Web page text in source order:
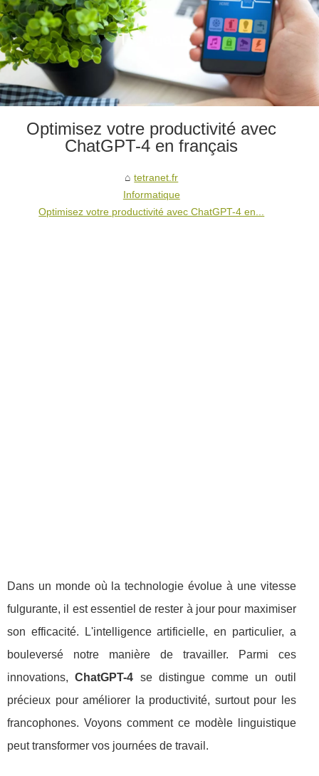
Optimisez votre productivité avec
ChatGPT-4 en français
tetranet.fr
Informatique
Optimisez votre productivité avec ChatGPT-4 en...
Dans un monde où la technologie évolue à une vitesse
fulgurante, il est essentiel de rester à jour pour maximiser
son efficacité. L'intelligence artificielle, en particulier, a
bouleversé notre manière de travailler. Parmi ces
innovations,ChatGPT-4 se distingue comme un outil
précieux pour améliorer la productivité, surtout pour les
francophones. Voyons comment ce modèle linguistique
peut transformer vos journées de travail.